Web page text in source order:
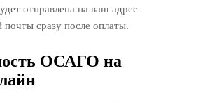
отправлена на ваш адрес
почты сразу после оплаты.
ОСАГО на